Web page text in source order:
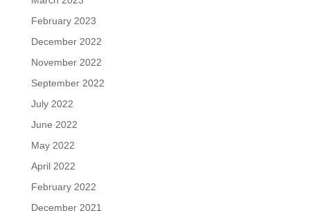
February 2023
December 2022
November 2022
September 2022
July 2022
June 2022
May 2022
April 2022
February 2022
December 2021